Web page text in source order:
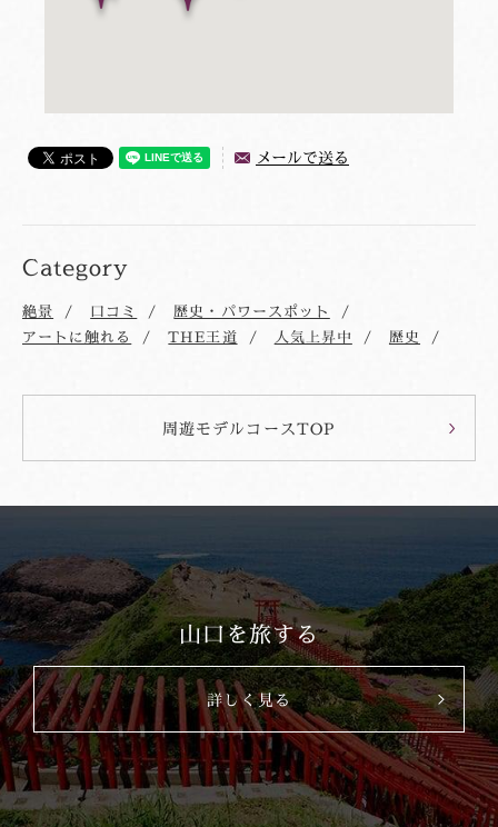
メールで送る
Category
絶景 口コミ
歴史・パワースポット
アートに触れる
THE王道 人気上昇中 歴史
周遊モデルコースTOP
山口を旅する
詳しく見る